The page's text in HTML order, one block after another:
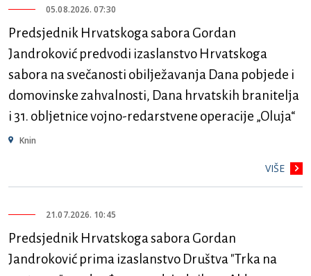
05.08.2026. 07:30
Predsjednik Hrvatskoga sabora Gordan
Jandroković predvodi izaslanstvo Hrvatskoga
sabora na svečanosti obilježavanja Dana pobjede i
domovinske zahvalnosti, Dana hrvatskih branitelja
i 31. obljetnice vojno-redarstvene operacije „Oluja“
Knin
VIŠE
21.07.2026. 10:45
Predsjednik Hrvatskoga sabora Gordan
Jandroković prima izaslanstvo Društva "Trka na